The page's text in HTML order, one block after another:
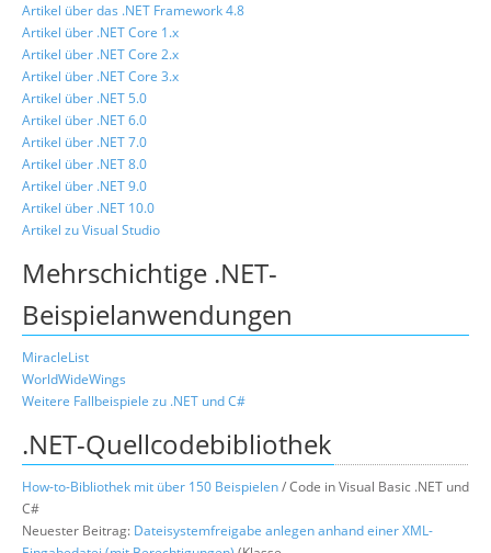
Artikel über das .NET Framework 4.8
Artikel über .NET Core 1.x
Artikel über .NET Core 2.x
Artikel über .NET Core 3.x
Artikel über .NET 5.0
Artikel über .NET 6.0
Artikel über .NET 7.0
Artikel über .NET 8.0
Artikel über .NET 9.0
Artikel über .NET 10.0
Artikel zu Visual Studio
Mehrschichtige .NET-
Beispielanwendungen
MiracleList
WorldWideWings
Weitere Fallbeispiele zu .NET und C#
.NET-Quellcodebibliothek
How-to-Bibliothek mit über 150 Beispielen/ Code in Visual Basic .NET und
C#
Neuester Beitrag: Dateisystemfreigabe anlegen anhand einer XML-